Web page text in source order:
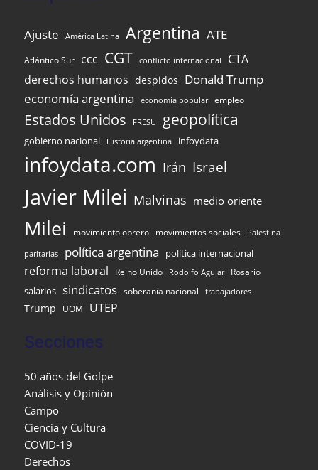
Ajuste América Latina Argentina ATE
Atlántico Sur ccc CGT conflicto internacional
CTA
derechos humanos despidos Donald Trump
economía argentina
economía popular empleo
Estados Unidos FRESU geopolítica
gobierno nacional Historia argentina infoydata
infoydata.com Irán Israel
Javier Milei Malvinas medio oriente
Milei movimiento obrero movimientos sociales Palestina
paritarias política argentina política internacional
reforma laboral Reino Unido Rodolfo Aguiar Rosario
salarios sindicatos soberanía nacional trabajadores
Trump UOM UTEP
Secciones
50 años del Golpe
Análisis y Opinión
Campo
Ciencia y Cultura
COVID-19
Derechos